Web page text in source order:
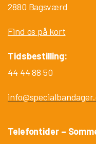
2880 Bagsværd
Find os på kort
Tidsbestilling:
44 44 88 50
Telefontider –